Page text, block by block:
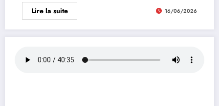
Lire la suite 16/06/2026